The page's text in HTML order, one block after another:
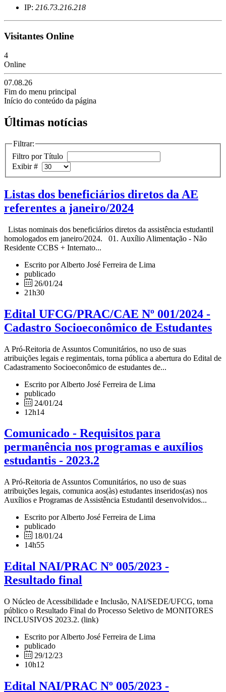
IP: 216.73.216.218
Visitantes Online
4
Online
07.08.26
Fim do menu principal
Início do conteúdo da página
Últimas notícias
Filtrar:
Filtro por Título
Exibir #
Listas dos beneficiários diretos da AE
referentes a janeiro/2024
Listas nominais dos beneficiários diretos da assistência estudantil
homologados em janeiro/2024. 01. Auxílio Alimentação - Não
Residente CCBS + Internato...
Escrito por Alberto José Ferreira de Lima
publicado
26/01/24
21h30
Edital UFCG/PRAC/CAE Nº 001/2024 -
Cadastro Socioeconômico de Estudantes
A Pró-Reitoria de Assuntos Comunitários, no uso de suas
atribuições legais e regimentais, torna pública a abertura do Edital de
Cadastramento Socioeconômico de estudantes de...
Escrito por Alberto José Ferreira de Lima
publicado
24/01/24
12h14
Comunicado - Requisitos para
permanência nos programas e auxílios
estudantis - 2023.2
A Pró-Reitoria de Assuntos Comunitários, no uso de suas
atribuições legais, comunica aos(às) estudantes inseridos(as) nos
Auxílios e Programas de Assistência Estudantil desenvolvidos...
Escrito por Alberto José Ferreira de Lima
publicado
18/01/24
14h55
Edital NAI/PRAC Nº 005/2023 -
Resultado final
O Núcleo de Acessibilidade e Inclusão, NAI/SEDE/UFCG, torna
público o Resultado Final do Processo Seletivo de MONITORES
INCLUSIVOS 2023.2. (link)
Escrito por Alberto José Ferreira de Lima
publicado
29/12/23
10h12
Edital NAI/PRAC Nº 005/2023 -